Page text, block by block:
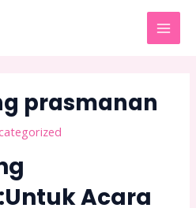
prasmanan
Acara